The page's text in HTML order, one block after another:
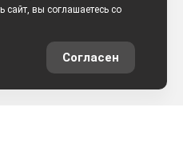
сайт, вы соглашаетесь со
Согласен